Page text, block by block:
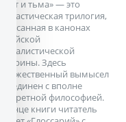
«Свет и тьма» — это
фантастическая трилогия,
написанная в канонах
иудейской
каббалистической
доктрины. Здесь
художественный вымысел
объединен с вполне
конкретной философией.
В конце книги читатель